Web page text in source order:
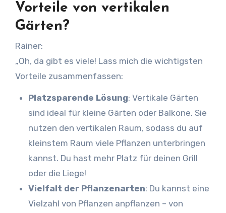
Vorteile von vertikalen
Gärten?
Rainer:
„Oh, da gibt es viele! Lass mich die wichtigsten
Vorteile zusammenfassen:
Platzsparende Lösung: Vertikale Gärten
sind ideal für kleine Gärten oder Balkone. Sie
nutzen den vertikalen Raum, sodass du auf
kleinstem Raum viele Pflanzen unterbringen
kannst. Du hast mehr Platz für deinen Grill
oder die Liege!
Vielfalt der Pflanzenarten: Du kannst eine
Vielzahl von Pflanzen anpflanzen – von